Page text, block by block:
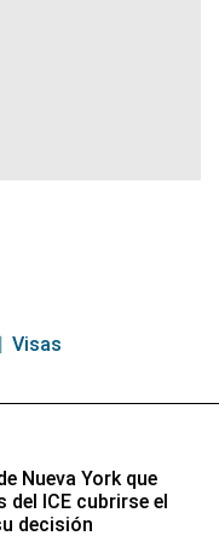
Visas
Nueva York que
del ICE cubrirse el
decisión